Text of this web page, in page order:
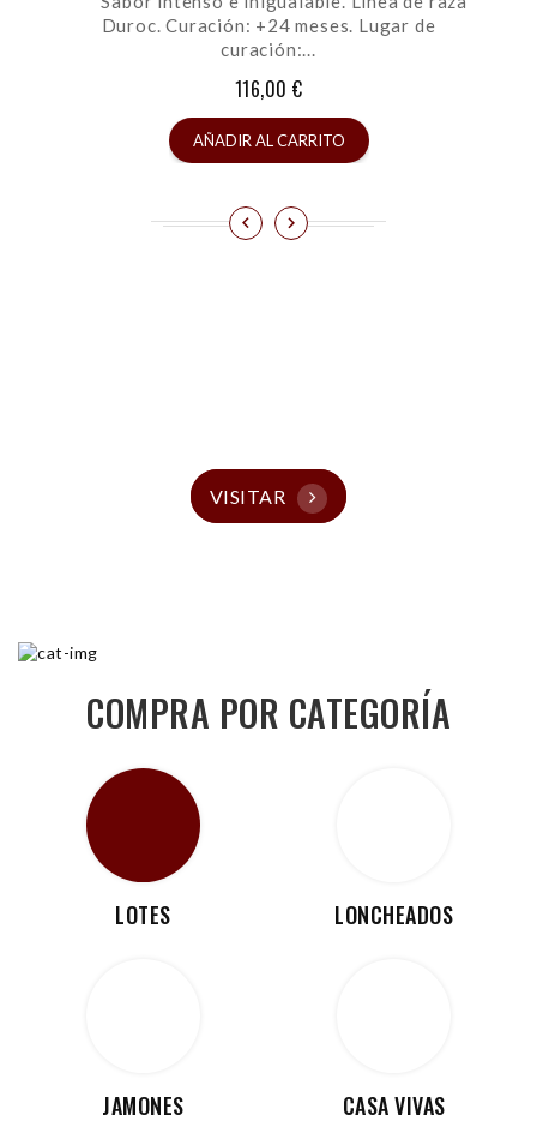
Duroc. Curación: +24 meses. Lugar de
curación:...
116,00 €
AÑADIR AL CARRITO
VISITAR
COMPRA POR CATEGORÍA
LOTES
JAMONES
LONCHEADOS
CASA VIVAS